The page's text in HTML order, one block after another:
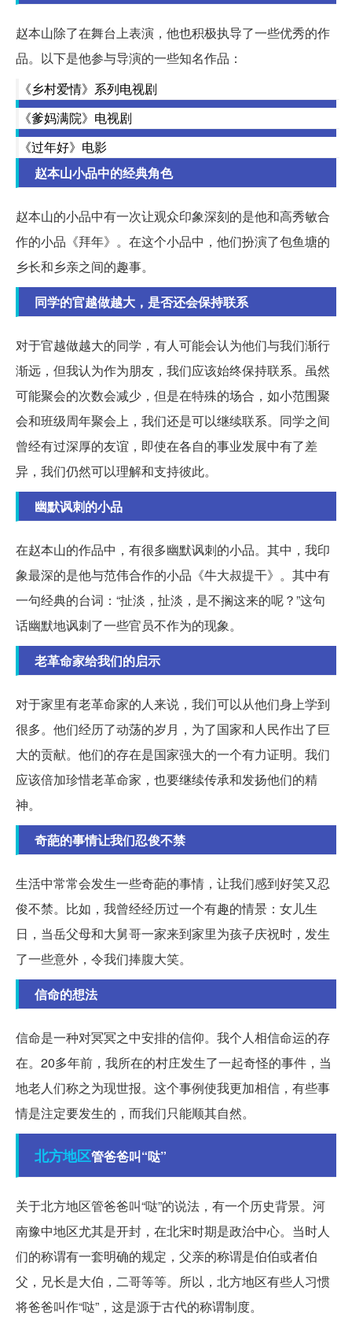
赵本山除了在舞台上表演，他也积极执导了一些优秀的作
品。以下是他参与导演的一些知名作品：
《乡村爱情》系列电视剧
《爹妈满院》电视剧
《过年好》电影
赵本山小品中的经典角色
赵本山的小品中有一次让观众印象深刻的是他和高秀敏合
作的小品《拜年》。在这个小品中，他们扮演了包鱼塘的
乡长和乡亲之间的趣事。
同学的官越做越大，是否还会保持联系
对于官越做越大的同学，有人可能会认为他们与我们渐行
渐远，但我认为作为朋友，我们应该始终保持联系。虽然
可能聚会的次数会减少，但是在特殊的场合，如小范围聚
会和班级周年聚会上，我们还是可以继续联系。同学之间
曾经有过深厚的友谊，即使在各自的事业发展中有了差
异，我们仍然可以理解和支持彼此。
幽默讽刺的小品
在赵本山的作品中，有很多幽默讽刺的小品。其中，我印
象最深的是他与范伟合作的小品《牛大叔提干》。其中有
一句经典的台词：“扯淡，扯淡，是不搁这来的呢？”这句
话幽默地讽刺了一些官员不作为的现象。
老革命家给我们的启示
对于家里有老革命家的人来说，我们可以从他们身上学到
很多。他们经历了动荡的岁月，为了国家和人民作出了巨
大的贡献。他们的存在是国家强大的一个有力证明。我们
应该倍加珍惜老革命家，也要继续传承和发扬他们的精
神。
奇葩的事情让我们忍俊不禁
生活中常常会发生一些奇葩的事情，让我们感到好笑又忍
俊不禁。比如，我曾经经历过一个有趣的情景：女儿生
日，当岳父母和大舅哥一家来到家里为孩子庆祝时，发生
了一些意外，令我们捧腹大笑。
信命的想法
信命是一种对冥冥之中安排的信仰。我个人相信命运的存
在。20多年前，我所在的村庄发生了一起奇怪的事件，当
地老人们称之为现世报。这个事例使我更加相信，有些事
情是注定要发生的，而我们只能顺其自然。
北方地区管爸爸叫“哒”
关于北方地区管爸爸叫“哒”的说法，有一个历史背景。河
南豫中地区尤其是开封，在北宋时期是政治中心。当时人
们的称谓有一套明确的规定，父亲的称谓是伯伯或者伯
父，兄长是大伯，二哥等等。所以，北方地区有些人习惯
将爸爸叫作“哒”，这是源于古代的称谓制度。